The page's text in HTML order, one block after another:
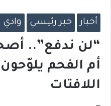
أخبار خبر رئيسي وادي
“لن ندفع”..
أم الفحم
اللافتات